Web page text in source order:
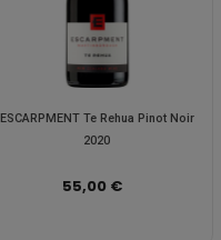
ESCARPMENT Te Rehua Pinot Noir
2020
55,00 €